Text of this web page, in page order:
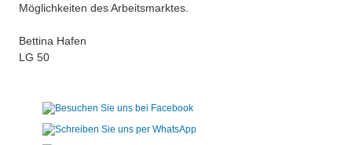
Möglichkeiten des Arbeitsmarktes.
Bettina Hafen
LG 50